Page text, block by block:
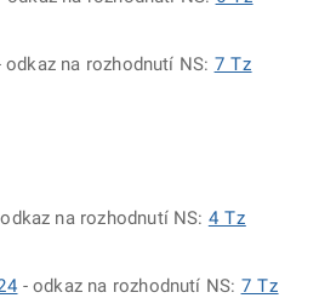
odkaz na rozhodnutí NS: 7 Tz
na rozhodnutí NS: 4 Tz
- odkaz na rozhodnutí NS: 7 Tz